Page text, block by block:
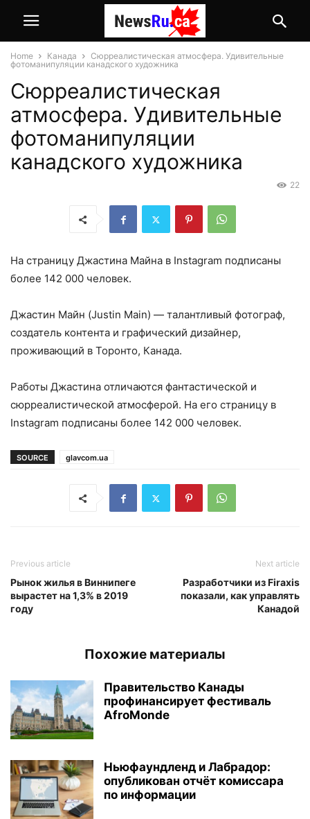
Home Канада
Сюрреалистическая атмосфера. Удивительные
фотоманипуляции канадского художника
Сюрреалистическая
атмосфера. Удивительные
фотоманипуляции
канадского художника
22
На страницу Джастина Майна в Instagram подписаны
более 142 000 человек.
Джастин Майн (Justin Main) — талантливый фотограф,
создатель контента и графический дизайнер,
проживающий в Торонто, Канада.
Работы Джастина отличаются фантастической и
сюрреалистической атмосферой. На его страницу в
Instagram подписаны более 142 000 человек.
SOURCE glavcom.ua
Previous article
Рынок жилья в Виннипеге
вырастет на 1,3% в 2019
году
Next article
Разработчики из Firaxis
показали, как управлять
Канадой
Похожие материалы
Правительство Канады
профинансирует фестиваль
AfroMonde
Ньюфаундленд и Лабрадор:
опубликован отчёт комиссара
по информации